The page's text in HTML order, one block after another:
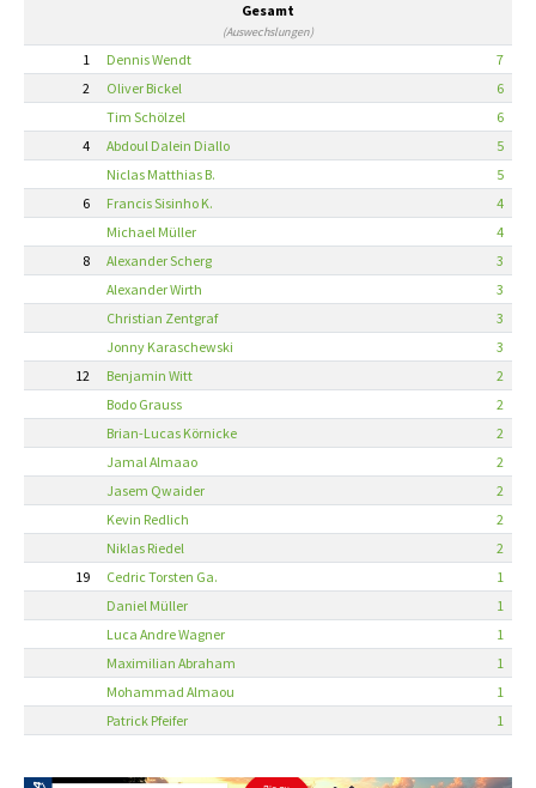
Gesamt
(Auswechslungen)
1 Dennis Wendt
7
2
Oliver Bickel
6
Tim Schölzel
6
4
Abdoul Dalein Diallo
5
Niclas Matthias B.
5
6
Francis Sisinho K.
4
Michael Müller
4
8
Alexander Scherg
3
Alexander Wirth
3
Christian Zentgraf
3
Jonny Karaschewski
3
12
Benjamin Witt
2
Bodo Grauss
2
Brian-Lucas Körnicke
2
Jamal Almaao
2
Jasem Qwaider
2
Kevin Redlich
2
Niklas Riedel
2
19
Cedric Torsten Ga.
1
Daniel Müller
1
Luca Andre Wagner
1
Maximilian Abraham
1
Mohammad Almaou
1
Patrick Pfeifer
1